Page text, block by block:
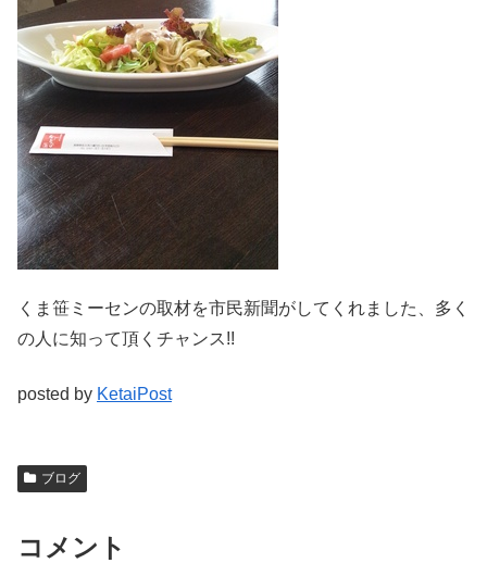
くま笹ミーセンの取材を市民新聞がしてくれました、多く
の人に知って頂くチャンス!!
posted by KetaiPost
ブログ
コメント